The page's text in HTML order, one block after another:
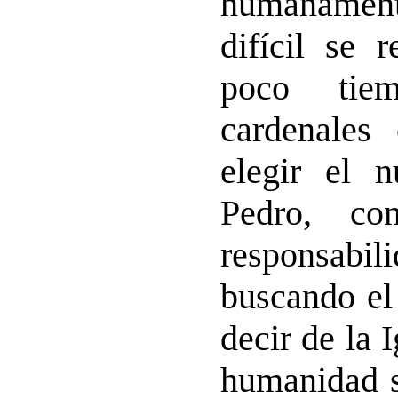
difícil se
poco
cardenales
elegir el
Pedro,
buscando
decir de la
humanidad